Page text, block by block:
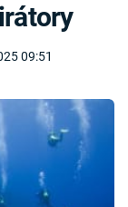
09:51